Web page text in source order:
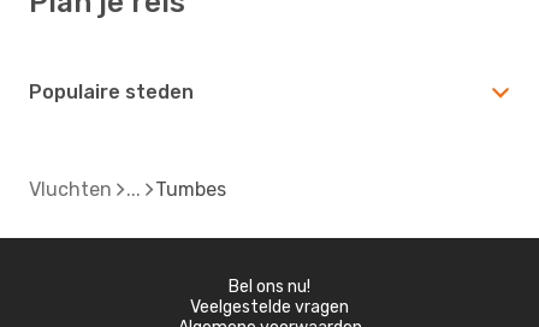
Populaire steden
Vluchten Tumbes
Bel ons nu!
Veelgestelde vragen